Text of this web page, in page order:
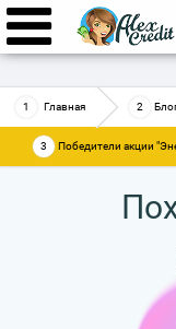
Главная
Победители акции